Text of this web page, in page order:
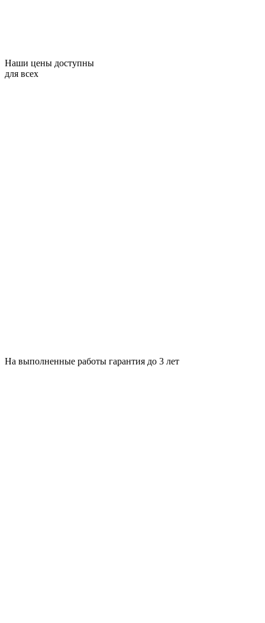
Наши цены доступны
для всех
На выполненные работы гарантия до 3 лет